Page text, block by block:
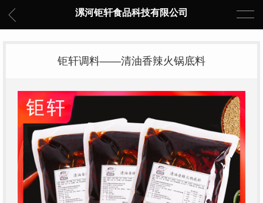
漯河钜轩食品科技有限公司
钜轩调料——清油香辣火锅底料